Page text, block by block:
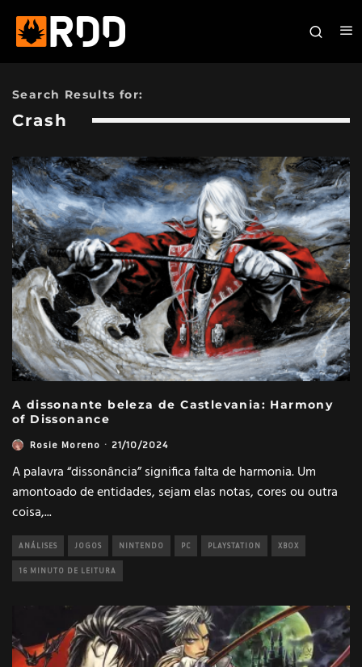
Search Results for:
Crash
A dissonante beleza de Castlevania: Harmony
of Dissonance
Rosie Moreno · 21/10/2024
A palavra “dissonância” significa falta de harmonia. Um
amontoado de entidades, sejam elas notas, cores ou outra
coisa,...
ANÁLISES JOGOS NINTENDO PC PLAYSTATION XBOX
16 MINUTO DE LEITURA